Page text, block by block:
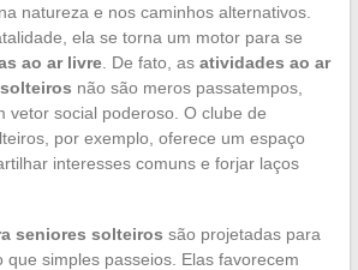
natureza e nos caminhos alternativos.
ela se torna um motor para se
ao ar livre. De fato, as atividades ao ar
não são meros passatempos,
vetor social poderoso. O clube de
por exemplo, oferece um espaço
interesses comuns e forjar laços
seniores solteiros são projetadas para
que simples passeios. Elas favorecem